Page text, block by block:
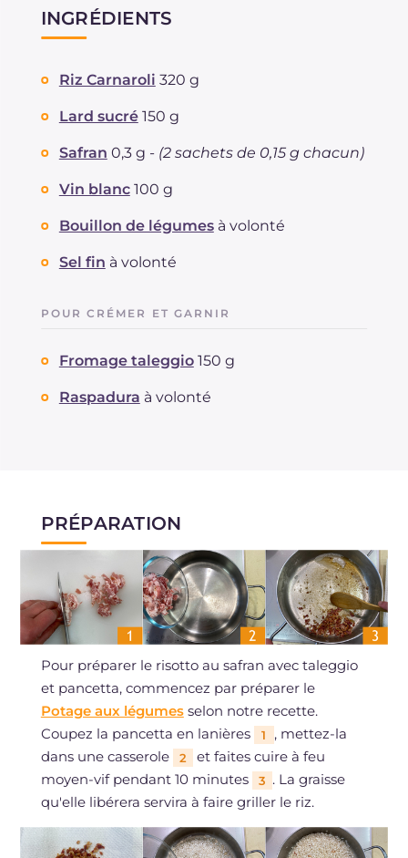
INGRÉDIENTS
Riz Carnaroli 320 g
Lard sucré 150 g
Safran 0,3 g - (2 sachets de 0,15 g chacun)
Vin blanc 100 g
Bouillon de légumes à volonté
Sel fin à volonté
POUR CRÉMER ET GARNIR
Fromage taleggio 150 g
Raspadura à volonté
PRÉPARATION
Pour préparer le risotto au safran avec taleggio
et pancetta, commencez par préparer le
Potage aux légumesselon notre recette.
Coupez la pancetta en lanières
1
, mettez-la
dans une casserole
2
et faites cuire à feu
moyen-vif pendant 10 minutes
3 . La graisse
qu'elle libérera servira à faire griller le riz.